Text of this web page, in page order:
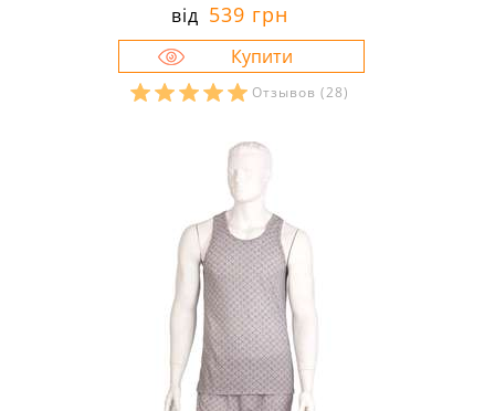
від 539 грн
Отзывов (28)
58